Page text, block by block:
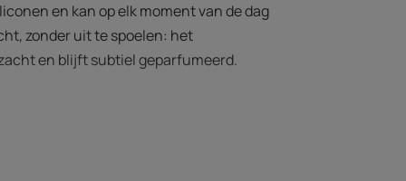
en kan op elk moment van de dag
zonder uit te spoelen: het
en blijft subtiel geparfumeerd.